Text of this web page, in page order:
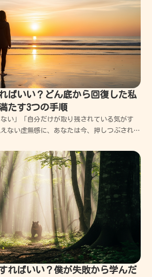
ばいい？どん底から回復した私
たす3つの手順
ない」「自分だけが取り残されている気がす
ない虚無感に、あなたは今、押しつぶされそ
井だけを見つめていた日々がありました。で
」の感覚は、あなたがこれまで一生...
ればいい？僕が失敗から学んだ